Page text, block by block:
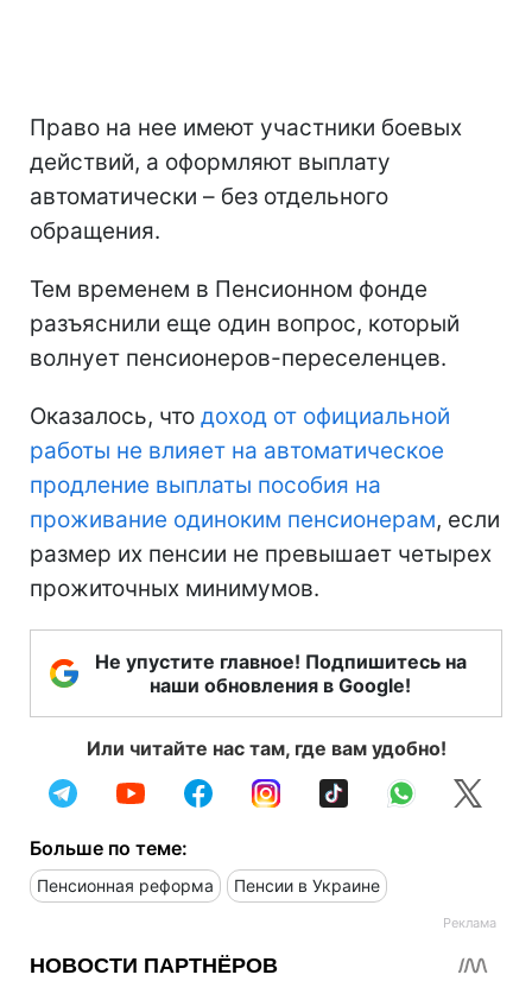
Право на нее имеют участники боевых
действий, а оформляют выплату
автоматически – без отдельного
обращения.
Тем временем в Пенсионном фонде
разъяснили еще один вопрос, который
волнует пенсионеров-переселенцев.
Оказалось, что доход от официальной
работы не влияет на автоматическое
продление выплаты пособия на
проживание одиноким пенсионерам, если
размер их пенсии не превышает четырех
прожиточных минимумов.
Не упустите главное! Подпишитесь на
наши обновления в Google!
Или читайте нас там, где вам удобно!
Больше по теме:
Пенсионная реформа Пенсии в Украине